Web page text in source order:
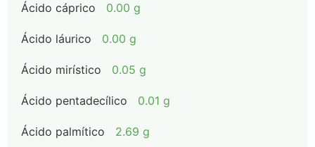
Ácido cáprico 0.00 g
Ácido láurico 0.00 g
Ácido mirístico 0.05 g
Ácido pentadecílico 0.01 g
Ácido palmítico 2.69 g